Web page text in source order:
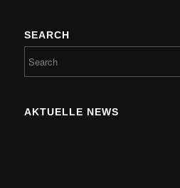
SEARCH
AKTUELLE NEWS